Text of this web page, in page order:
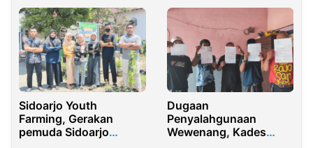
Sidoarjo Youth
Farming, Gerakan
pemuda Sidoarjo
Dugaan
Penyalahgunaan
Wewenang, Kades